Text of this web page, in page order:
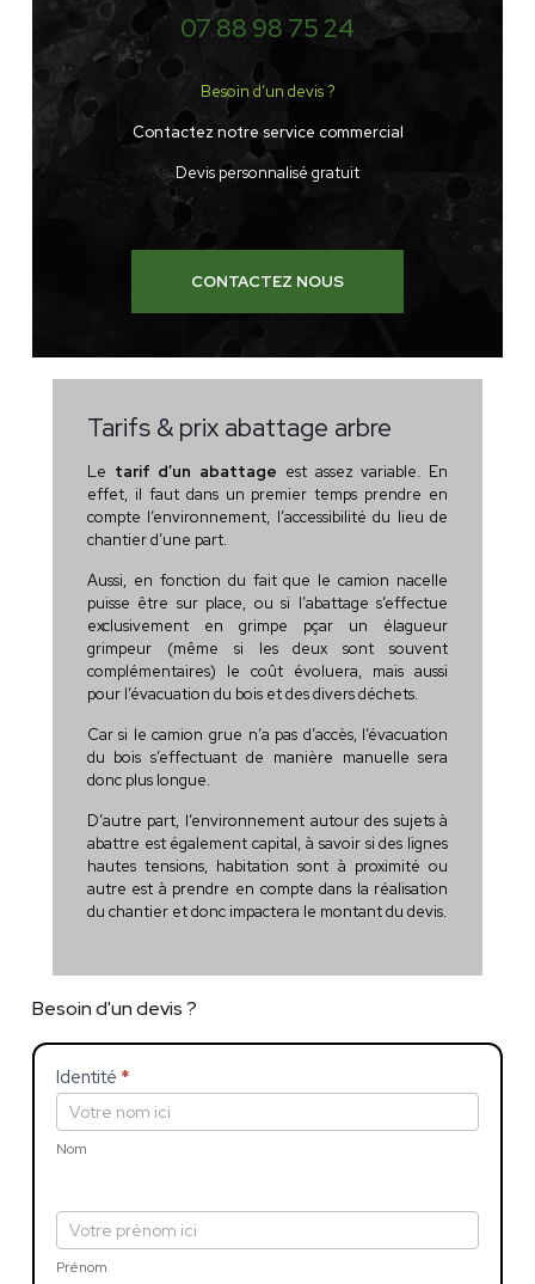
07 88 98 75 24
Besoin d’un devis ?
Contactez notre service commercial
Devis personnalisé gratuit
CONTACTEZ NOUS
Tarifs & prix abattage arbre
Le tarif d’un abattage est assez variable. En
effet, il faut dans un premier temps prendre en
compte l’environnement, l’accessibilité du lieu de
chantier d’une part.
Aussi, en fonction du fait que le camion nacelle
puisse être sur place, ou si l’abattage s’effectue
exclusivement en grimpe pçar un élagueur
grimpeur (même si les deux sont souvent
complémentaires) le coût évoluera, mais aussi
pour l’évacuation du bois et des divers déchets.
Car si le camion grue n’a pas d’accès, l’évacuation
du bois s’effectuant de manière manuelle sera
donc plus longue.
D’autre part, l’environnement autour des sujets à
abattre est également capital, à savoir si des lignes
hautes tensions, habitation sont à proximité ou
autre est à prendre en compte dans la réalisation
du chantier et donc impactera le montant du devis.
Besoin d'un devis ?
Devis
Identité *
Nom
Prénom
Si
vous
êtes
un
remplissez
pas
ce